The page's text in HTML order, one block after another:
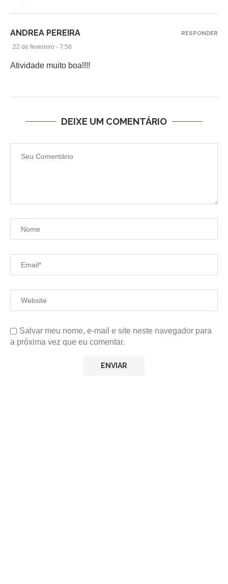
ANDREA PEREIRA
22 de fevereiro - 7:58
Atividade muito boa!!!!
RESPONDER
DEIXE UM COMENTÁRIO
Salvar meu nome, e-mail e site neste navegador para
a próxima vez que eu comentar.